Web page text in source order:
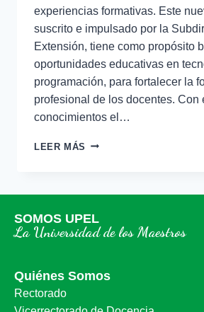
experiencias formativas. Este
suscrito e impulsado por la
Extensión, tiene como propósito
oportunidades educativas en
programación, para fortalecer la
profesional de los docentes. Con
conocimientos el…
LEER MÁS
SOMOS UPEL
La Universidad de los Maestros
Quiénes Somos
Rectorado